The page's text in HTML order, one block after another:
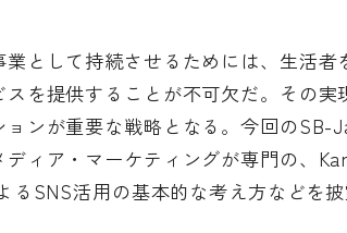
として持続させるためには、生活者
を提供することが不可欠だ。その実
ンが重要な戦略となる。今回のSB-
ィア・マーケティングが専門の、
るSNS活用の基本的な考え方などを